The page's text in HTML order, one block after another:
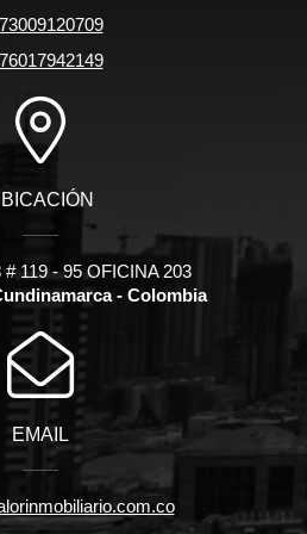
119 - 95 OFICINA 203
- Colombia
EMAIL